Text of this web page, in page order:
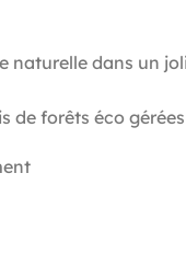
naturelle dans un
de forêts éco